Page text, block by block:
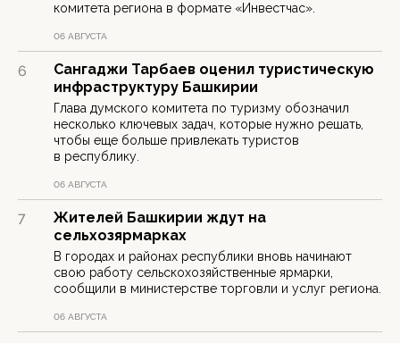
комитета региона в формате «Инвестчас».
06 АВГУСТА
6
Сангаджи Тарбаев оценил туристическую
инфраструктуру Башкирии
Глава думского комитета по туризму обозначил
несколько ключевых задач, которые нужно решать,
чтобы еще больше привлекать туристов
в республику.
06 АВГУСТА
7
Жителей Башкирии ждут на
сельхозярмарках
В городах и районах республики вновь начинают
свою работу сельскохозяйственные ярмарки,
сообщили в министерстве торговли и услуг региона.
06 АВГУСТА